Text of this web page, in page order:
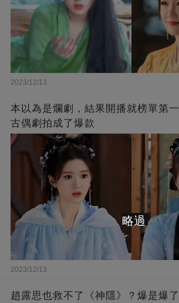
2023/12/13
本以為是爛劇，結果開播就榜單第
古偶劇拍成了爆款
2023/12/13
趙露思也救不了《神隱》？爆是爆
略過